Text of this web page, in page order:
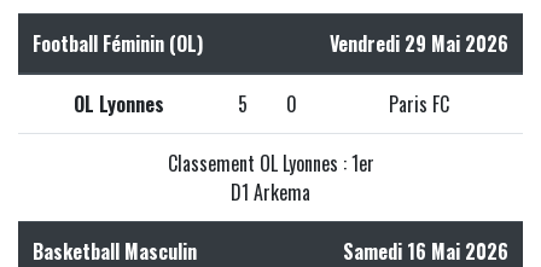
Football Féminin (OL) Vendredi 29 Mai 2026
OL Lyonnes 5 0 Paris FC
Classement OL Lyonnes : 1er
D1 Arkema
Basketball Masculin Samedi 16 Mai 2026